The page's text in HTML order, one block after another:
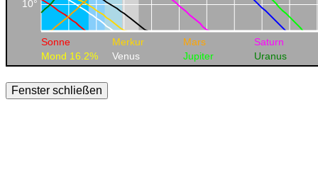
10°
Sonne
Mond 16.2%
Merkur
Venus
Mars
Jupiter
Saturn
Uranus
Fenster schließen